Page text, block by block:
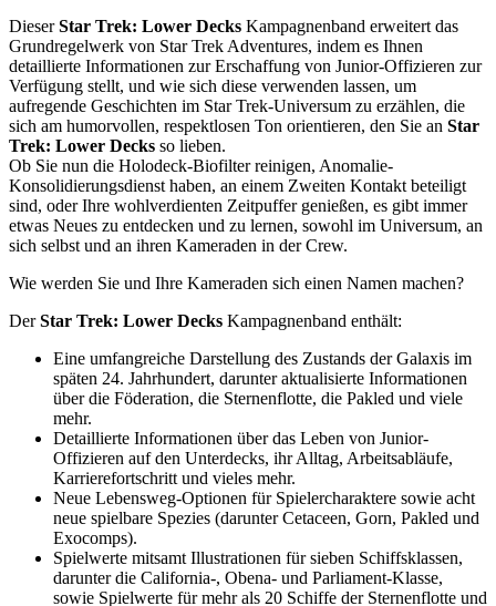
DieserStar Trek: Lower Decks Kampagnenband erweitert das
Grundregelwerk von Star Trek Adventures, indem es Ihnen
detaillierte Informationen zur Erschaffung von Junior-Offizieren zur
Verfügung stellt, und wie sich diese verwenden lassen, um
aufregende Geschichten im Star Trek-Universum zu erzählen, die
sich am humorvollen, respektlosen Ton orientieren, den Sie an Star
Trek: Lower Decks so lieben.
Ob Sie nun die Holodeck-Biofilter reinigen, Anomalie-
Konsolidierungsdienst haben, an einem Zweiten Kontakt beteiligt
sind, oder Ihre wohlverdienten Zeitpuffer genießen, es gibt immer
etwas Neues zu entdecken und zu lernen, sowohl im Universum, an
sich selbst und an ihren Kameraden in der Crew.
Wie werden Sie und Ihre Kameraden sich einen Namen machen?
DerStar Trek: Lower Decks Kampagnenband enthält:
Eine umfangreiche Darstellung des Zustands der Galaxis im
späten 24. Jahrhundert, darunter aktualisierte Informationen
über die Föderation, die Sternenflotte, die Pakled und viele
mehr.
Detaillierte Informationen über das Leben von Junior-
Offizieren auf den Unterdecks, ihr Alltag, Arbeitsabläufe,
Karrierefortschritt und vieles mehr.
Neue Lebensweg-Optionen für Spielercharaktere sowie acht
neue spielbare Spezies (darunter Cetaceen, Gorn, Pakled und
Exocomps).
Spielwerte mitsamt Illustrationen für sieben Schiffsklassen,
darunter die California-, Obena- und Parliament-Klasse,
sowie Spielwerte für mehr als 20 Schiffe der Sternenflotte und